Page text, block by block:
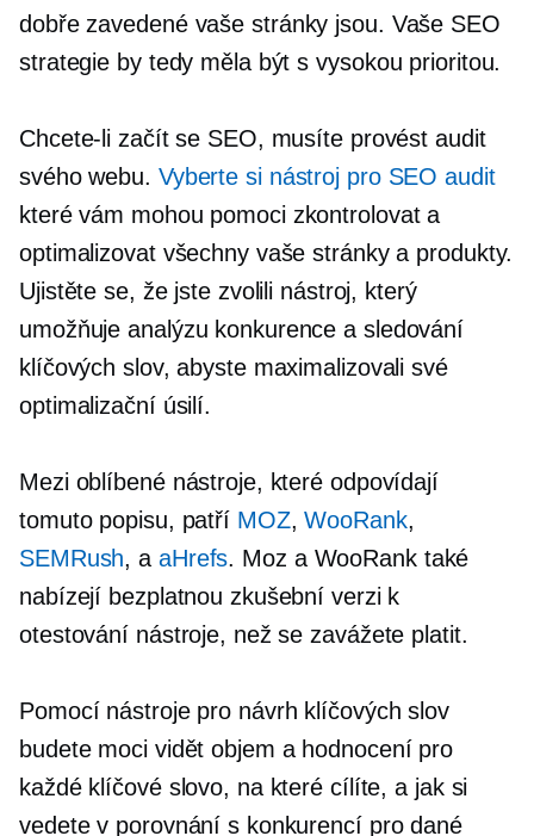
dobře zavedenévaše stránky jsou. Vaše SEO
strategie by tedy měla býts vysokou prioritou.
Chcete-li začít se SEO, musíte provést audit
svého webu. Vyberte si nástroj pro SEO audit
které vám mohou pomoci zkontrolovat a
optimalizovat všechny vaše stránky a produkty.
Ujistěte se, že jste zvolili nástroj, který
umožňuje analýzu konkurence a sledování
klíčových slov, abyste maximalizovali své
optimalizační úsilí.
Mezi oblíbené nástroje, které odpovídají
tomuto popisu, patří MOZ,WooRank,
SEMRush, a aHrefs. Moz a WooRank také
nabízejí bezplatnou zkušební verzi k
otestování nástroje, než se zavážete platit.
Pomocí nástroje pro návrh klíčových slov
budete moci vidět objem a hodnocení pro
každé klíčové slovo, na které cílíte, a jak si
vedete v porovnání s konkurencí pro dané